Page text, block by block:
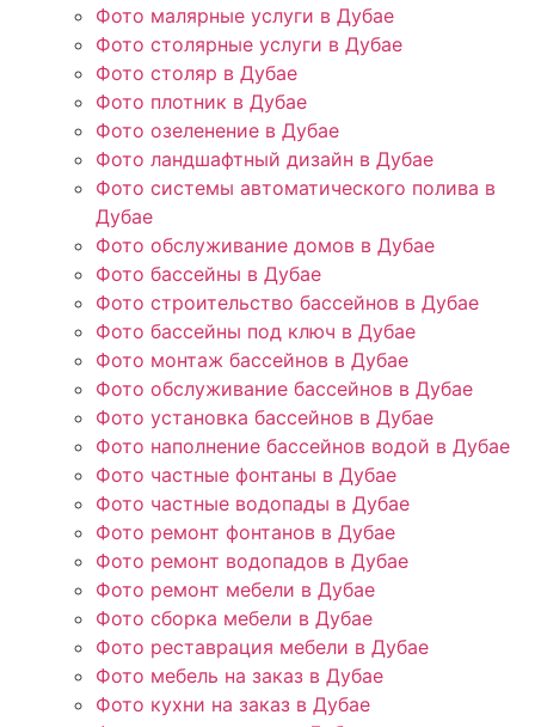
Фото малярные услуги в Дубае
Фото столярные услуги в Дубае
Фото столяр в Дубае
Фото плотник в Дубае
Фото озеленение в Дубае
Фото ландшафтный дизайн в Дубае
Фото системы автоматического полива в
Дубае
Фото обслуживание домов в Дубае
Фото бассейны в Дубае
Фото строительство бассейнов в Дубае
Фото бассейны под ключ в Дубае
Фото монтаж бассейнов в Дубае
Фото обслуживание бассейнов в Дубае
Фото установка бассейнов в Дубае
Фото наполнение бассейнов водой в Дубае
Фото частные фонтаны в Дубае
Фото частные водопады в Дубае
Фото ремонт фонтанов в Дубае
Фото ремонт водопадов в Дубае
Фото ремонт мебели в Дубае
Фото сборка мебели в Дубае
Фото реставрация мебели в Дубае
Фото мебель на заказ в Дубае
Фото кухни на заказ в Дубае